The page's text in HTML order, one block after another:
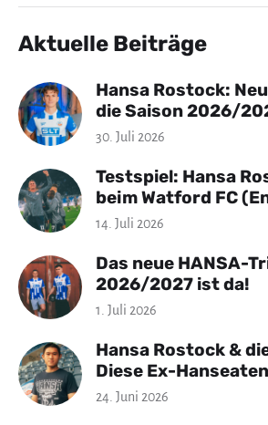
Aktuelle Beiträge
Hansa Rostock:
die Saison 2026/
30. Juli 2026
Testspiel: Hansa
beim Watford FC
14. Juli 2026
Das neue HANSA-
2026/2027 ist da!
1. Juli 2026
Hansa Rostock &
Diese Ex-
24. Juni 2026